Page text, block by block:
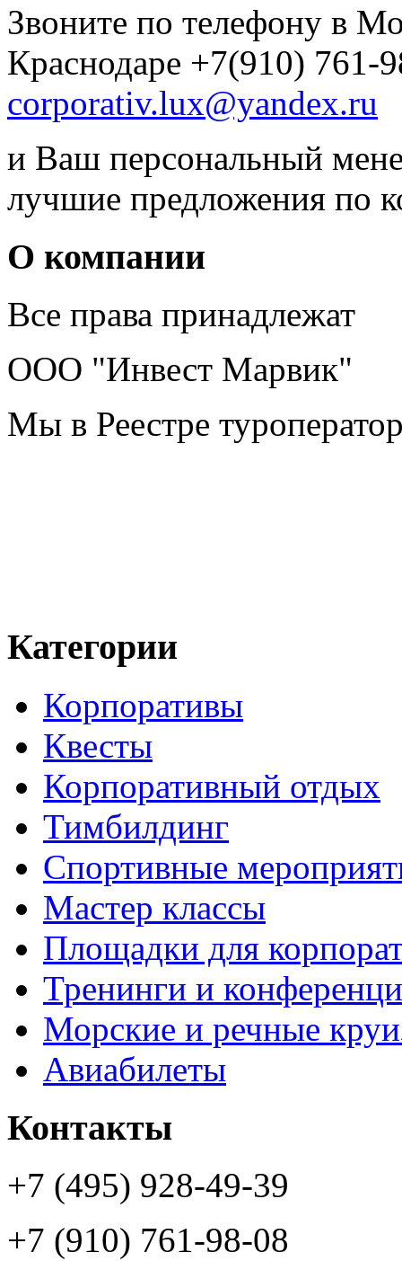
Звоните по телефону в
Краснодаре +7(910)
corporativ.lux@yandex.ru
и Ваш персональный
лучшие предложения по
О компании
Все права принадлежат
ООО "Инвест Марвик"
Мы в Реестре
Категории
Корпоративы
Квесты
Корпоративный отдых
Тимбилдинг
Спортивные
Мастер классы
Площадки для
Тренинги и
Морские и речные
Авиабилеты
Контакты
+7 (495) 928-49-39
+7 (910) 761-98-08